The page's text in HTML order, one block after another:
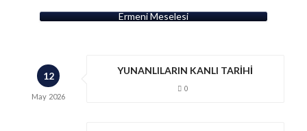
Ermeni Meselesi
12
May 2026
YUNANLILARIN KANLI TARİHİ
0